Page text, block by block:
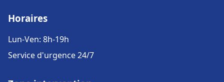
Horaires
Lun-Ven: 8h-19h
Service d'urgence 24/7